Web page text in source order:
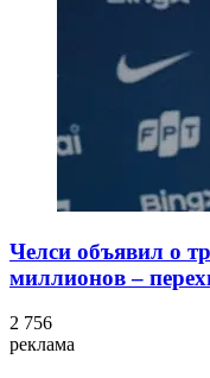
Челси объявил о
миллионов –
2 756
реклама